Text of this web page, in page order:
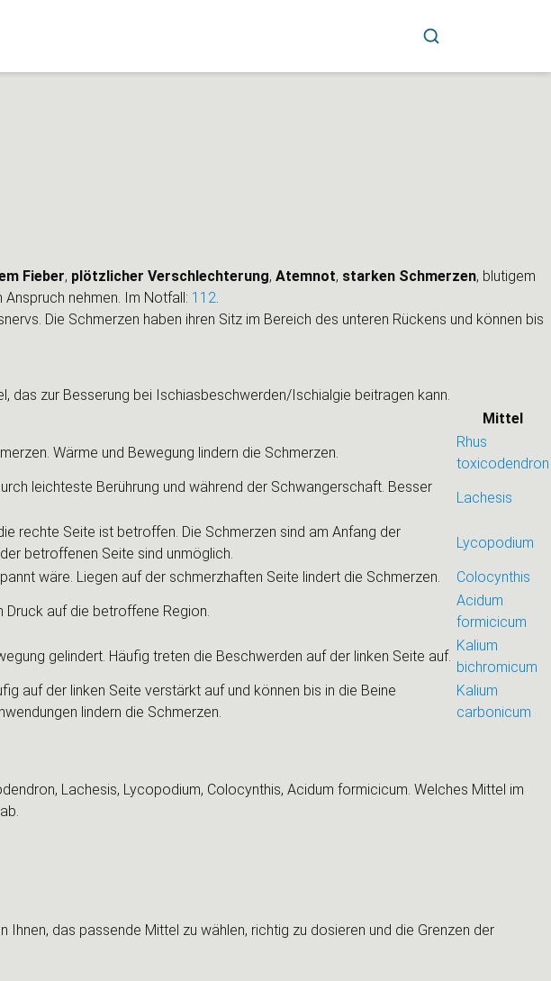
Fieber, plötzlicher Verschlechterung, Atemnot, starken Schmerzen, blutigem
nehmen. Im Notfall: 112.
Die Schmerzen haben ihren Sitz im Bereich des unteren Rückens und können bis
das zur Besserung bei Ischiasbeschwerden/Ischialgie beitragen kann.
Mittel
Wärme und Bewegung lindern die Schmerzen.
Rhus
toxicodendron
leichteste Berührung und während der Schwangerschaft. Besser
Lachesis
rechte Seite ist betroffen. Die Schmerzen sind am Anfang der
betroffenen Seite sind unmöglich.
Lycopodium
wäre. Liegen auf der schmerzhaften Seite lindert die Schmerzen.
Colocynthis
Druck auf die betroffene Region.
Acidum
formicicum
gelindert. Häufig treten die Beschwerden auf der linken Seite auf.
Kalium
bichromicum
auf der linken Seite verstärkt auf und können bis in die Beine
lindern die Schmerzen.
Kalium
carbonicum
Lachesis, Lycopodium, Colocynthis, Acidum formicicum. Welches Mittel im
das passende Mittel zu wählen, richtig zu dosieren und die Grenzen der